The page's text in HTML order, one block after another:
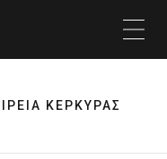
ΚΕΡΚΥΡΑΣ